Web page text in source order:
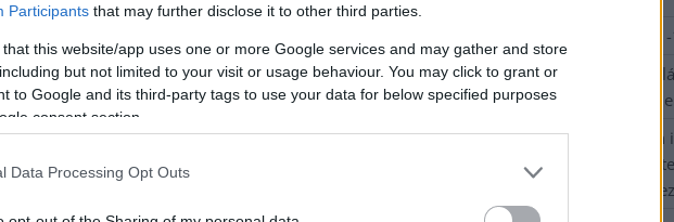
Participants that may further disclose it to other third parties.
that this website/app uses one or more Google services and may gather and store
but not limited to your visit or usage behaviour. You may click to grant or
to Google and its third-party tags to use your data for below specified purposes
consent section.
Data Processing Opt Outs
Visszaszámlálás indul:
Magyarország jobban
médiaszemle a
Már magasabb szinten
büntetőügyében,
letöltendőt kaphat és